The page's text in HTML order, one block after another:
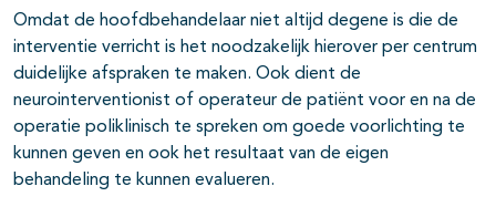
Omdat de hoofdbehandelaar niet altijd degene is die de
interventie verricht is het noodzakelijk hierover per centrum
duidelijke afspraken te maken. Ook dient de
neurointerventionist of operateur de patiënt voor en na de
operatie poliklinisch te spreken om goede voorlichting te
kunnen geven en ook het resultaat van de eigen
behandeling te kunnen evalueren.